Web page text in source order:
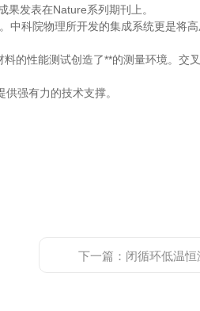
发表在Nature系列期刊上。
中科院物理所开发的集成系统更是将
的性能测试创造了**的测量环境。交
强有力的技术支撑。
下一篇： 闭循环低温